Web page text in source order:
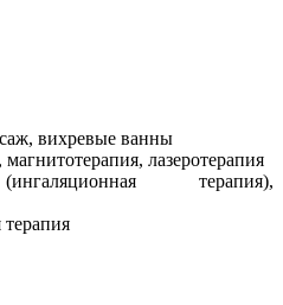
вихревые ванны
магнитотерапия, лазеротерапия
терапия),
терапия